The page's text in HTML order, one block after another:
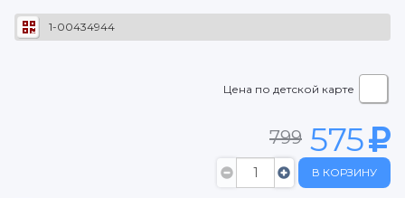
1-00434944
Цена по детской карте
799 575
В КОРЗИНУ